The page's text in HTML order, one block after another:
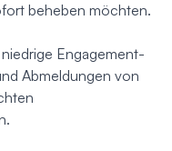
beheben möchten.
Engagement-
Abmeldungen von